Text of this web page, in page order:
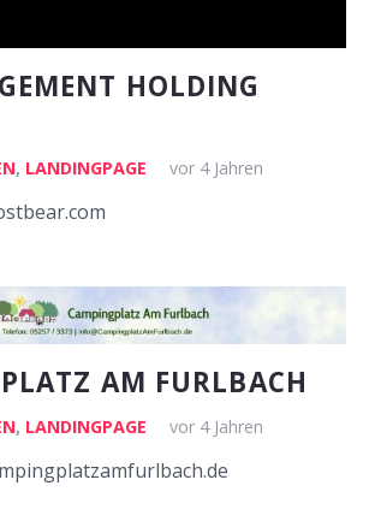
HOLDING
, LANDINGPAGE vor 4 Jahren
AM FURLBACH
, LANDINGPAGE vor 4 Jahren